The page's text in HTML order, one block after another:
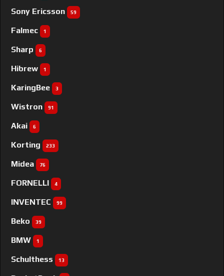
Sony Ericsson 59
Falmec 1
Sharp 6
Hibrew 1
KaringBee 3
Wistron 91
Akai 6
Korting 233
Midea 76
FORNELLI 4
INVENTEC 99
Beko 39
BMW 1
Schulthess 13